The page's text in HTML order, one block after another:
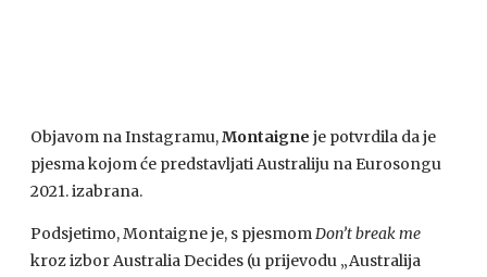
Objavom na Instagramu,Montaigne je potvrdila da je
pjesma kojom će predstavljati Australiju na Eurosongu
2021. izabrana.
Podsjetimo, Montaigne je, s pjesmomDon’t break me
kroz izbor Australia Decides (u prijevodu „Australija